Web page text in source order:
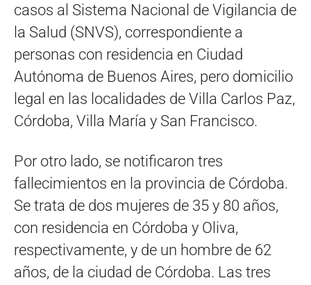
casos al Sistema Nacional de Vigilancia de
la Salud (SNVS), correspondiente a
personas con residencia en Ciudad
Autónoma de Buenos Aires, pero domicilio
legal en las localidades de Villa Carlos Paz,
Córdoba, Villa María y San Francisco.
Por otro lado, se notificaron tres
fallecimientos en la provincia de Córdoba.
Se trata de dos mujeres de 35 y 80 años,
con residencia en Córdoba y Oliva,
respectivamente, y de un hombre de 62
años, de la ciudad de Córdoba. Las tres